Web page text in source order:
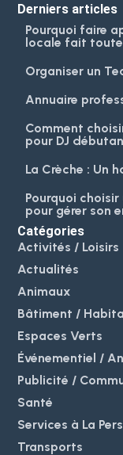
Derniers articles
Pourquoi faire
locale fait
Organiser un
Annuaire
Comment
pour DJ
La Crèche : Un
Pourquoi
pour gérer son
Catégories
Activités / Loisirs
Actualités
Animaux
Bâtiment /
Espaces Verts
Événementiel /
Publicité /
Santé
Services à La
Transports